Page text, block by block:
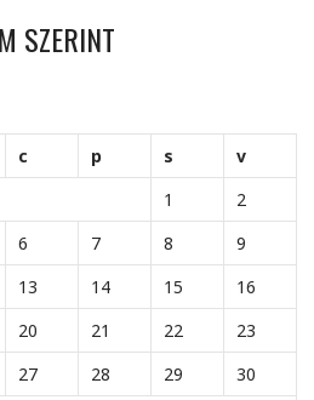
SZERINT
c p s
v
1
2
6 7 8
9
13 14 15
16
20 21 22
23
27 28 29
30